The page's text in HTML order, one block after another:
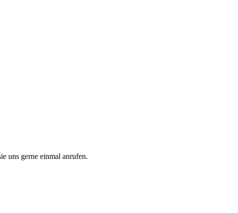
uns gerne einmal anrufen.